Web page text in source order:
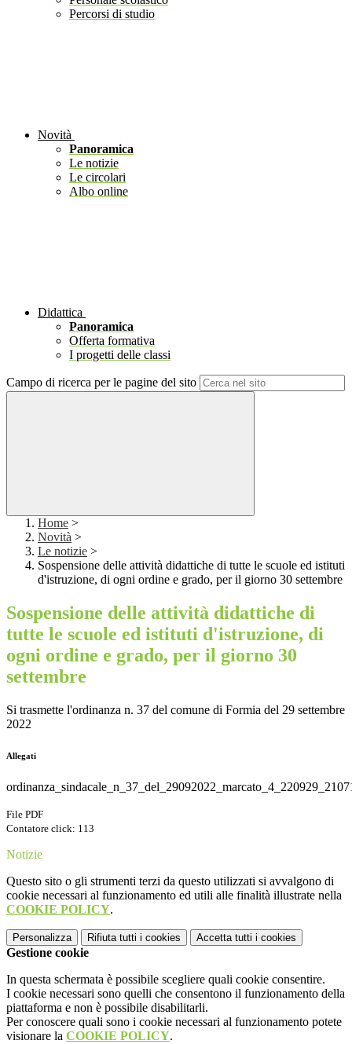
Percorsi di studio
Novità
Panoramica
Le notizie
Le circolari
Albo online
Didattica
Panoramica
Offerta formativa
I progetti delle classi
Campo di ricerca per le pagine del sito
Home >
Novità >
Le notizie >
Sospensione delle attività didattiche di tutte le scuole ed istituti
d'istruzione, di ogni ordine e grado, per il giorno 30 settembre
Sospensione delle attività didattiche di
tutte le scuole ed istituti d'istruzione, di
ogni ordine e grado, per il giorno 30
settembre
Si trasmette l'ordinanza n. 37 del comune di Formia del 29 settembre
2022
Allegati
File PDF
Contatore click: 113
Notizie
Questo sito o gli strumenti terzi da questo utilizzati si avvalgono di
cookie necessari al funzionamento ed utili alle finalità illustrate nella
COOKIE POLICY.
Personalizza Rifiuta tutti i cookies Accetta tutti i cookies
Gestione cookie
In questa schermata è possibile scegliere quali cookie consentire.
I cookie necessari sono quelli che consentono il funzionamento della
piattaforma e non è possibile disabilitarli.
Per conoscere quali sono i cookie necessari al funzionamento potete
visionare la COOKIE POLICY.